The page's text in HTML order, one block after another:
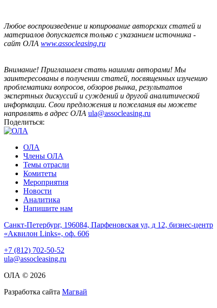
Любое воспроизведение и копирование авторских статей и
материалов допускается только с указанием источника -
сайт ОЛА www.assocleasing.ru
Внимание! Приглашаем стать нашими авторами! Мы
заинтересованы в получении статей, посвященных изучению
проблематики вопросов, обзоров рынка, результатов
экспертных дискуссий и суждений и другой аналитической
информации. Свои предложения и пожелания вы можете
направлять в адрес ОЛА ula@assocleasing.ru
Поделиться:
ОЛА
Члены ОЛА
Темы отрасли
Комитеты
Мероприятия
Новости
Аналитика
Напишите нам
Санкт-Петербург, 196084, Парфеновская ул, д 12, бизнес-центр
«Аквилон Links», оф. 606
+7 (812) 702-50-52
ula@assocleasing.ru
ОЛА © 2026
Разработка сайта Магвай